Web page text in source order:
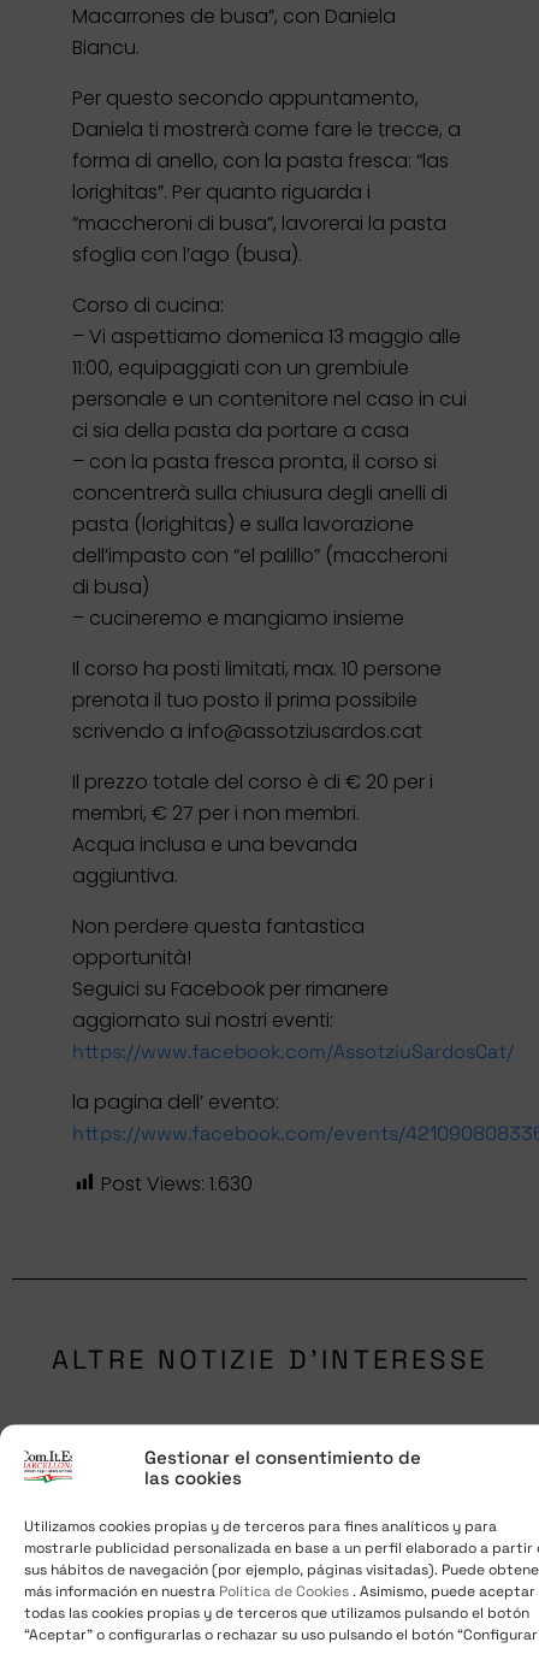
Gestionar el consentimiento de
las cookies
Utilizamos cookies propias y de terceros para fines analíticos y para
mostrarle publicidad personalizada en base a un perfil elaborado a partir
sus hábitos de navegación (por ejemplo, páginas visitadas). Puede
más información en nuestra Política de Cookies . Asimismo, puede aceptar
todas las cookies propias y de terceros que utilizamos pulsando el botón
“Aceptar” o configurarlas o rechazar su uso pulsando el botón
Macarrones de busa”, con Daniela
Biancu.
Per questo secondo appuntamento,
Daniela ti mostrerà come fare le trecce, a
forma di anello, con la pasta fresca: “las
lorighitas”. Per quanto riguarda i
“maccheroni di busa”, lavorerai la pasta
sfoglia con l’ago (busa).
Corso di cucina:
– Vi aspettiamo domenica 13 maggio alle
11:00, equipaggiati con un grembiule
personale e un contenitore nel caso in cui
ci sia della pasta da portare a casa
– con la pasta fresca pronta, il corso si
concentrerà sulla chiusura degli anelli di
pasta (lorighitas) e sulla lavorazione
dell’impasto con “el palillo” (maccheroni
di busa)
– cucineremo e mangiamo insieme
Il corso ha posti limitati, max. 10 persone
prenota il tuo posto il prima possibile
scrivendo a info@assotziusardos.cat
Il prezzo totale del corso è di € 20 per i
membri, € 27 per i non membri.
Acqua inclusa e una bevanda
aggiuntiva.
Non perdere questa fantastica
opportunità!
Seguici su Facebook per rimanere
aggiornato sui nostri eventi:
https://www.facebook.com/AssotziuSardosCat/
la pagina dell’ evento:
https://www.facebook.com/events/
Post Views: 1.630
ALTRE NOTIZIE D'INTERESSE